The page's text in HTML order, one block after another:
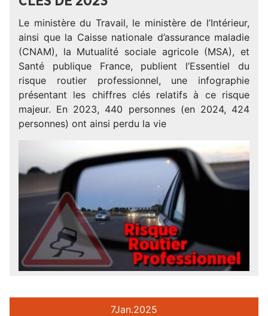
Le ministère du Travail, le ministère de l’Intérieur,
ainsi que la Caisse nationale d’assurance maladie
(CNAM), la Mutualité sociale agricole (MSA), et
Santé publique France, publient l’Essentiel du
risque routier professionnel, une infographie
présentant les chiffres clés relatifs à ce risque
majeur. En 2023, 440 personnes (en 2024, 424
personnes) ont ainsi perdu la vie
7Jan.2025